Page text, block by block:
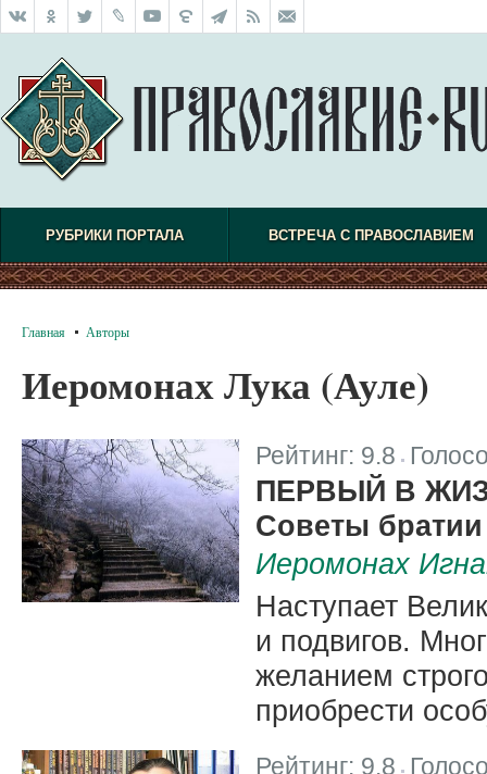
РУБРИКИ ПОРТАЛА ВСТРЕЧА С ПРАВОСЛАВИЕМ
Главная Авторы
Иеромонах Лука (Ауле)
Рейтинг: 9.8
ПЕРВЫЙ В
Советы
Иеромонах
Наступает
и подвигов.
желанием
приобрести
Рейтинг: 9.8